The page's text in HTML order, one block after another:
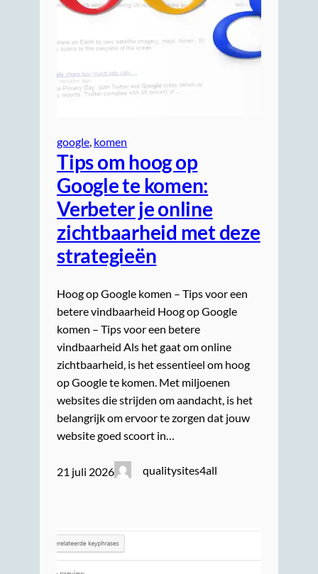
google komen
Tips om hoog op
Google te komen:
Verbeter je online
zichtbaarheid met deze
strategieën
Hoog op Google komen – Tips voor een
betere vindbaarheid Hoog op Google
komen – Tips voor een betere
vindbaarheid Als het gaat om online
zichtbaarheid, is het essentieel om hoog
op Google te komen. Met miljoenen
websites die strijden om aandacht, is het
belangrijk om ervoor te zorgen dat jouw
website goed scoort in…
21 juli 2026 qualitysites4all